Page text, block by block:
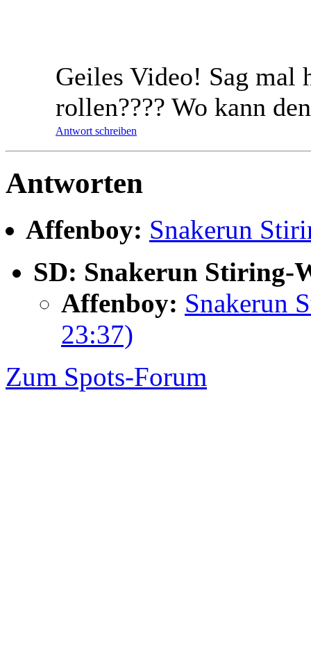
Geiles Video! Sag mal
rollen???? Wo kann
Antwort schreiben
Antworten
Affenboy: Snakerun
SD: Snakerun Stiring-
Affenboy: Snakerun
23:37)
Zum Spots-Forum